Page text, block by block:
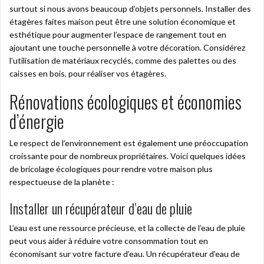
surtout si nous avons beaucoup d’objets personnels. Installer des
étagères faites maison peut être une solution économique et
esthétique pour augmenter l’espace de rangement tout en
ajoutant une touche personnelle à votre décoration. Considérez
l’utilisation de matériaux recyclés, comme des palettes ou des
caisses en bois, pour réaliser vos étagères.
Rénovations écologiques et économies
d’énergie
Le respect de l’environnement est également une préoccupation
croissante pour de nombreux propriétaires. Voici quelques idées
de bricolage écologiques pour rendre votre maison plus
respectueuse de la planète :
Installer un récupérateur d’eau de pluie
L’eau est une ressource précieuse, et la collecte de l’eau de pluie
peut vous aider à réduire votre consommation tout en
économisant sur votre facture d’eau. Un récupérateur d’eau de